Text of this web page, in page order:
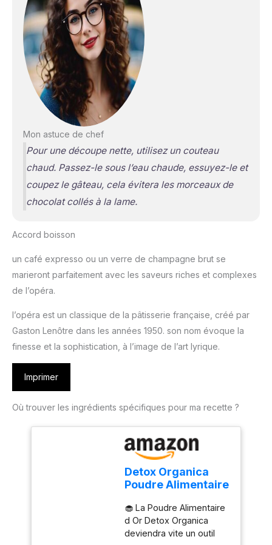
Mon astuce de chef
Pour une découpe nette, utilisez un couteau
chaud. Passez-le sous l’eau chaude, essuyez-le et
coupez le gâteau, cela évitera les morceaux de
chocolat collés à la lame.
Accord boisson
un café expresso ou un verre de champagne brut se
marieront parfaitement avec les saveurs riches et complexes
de l’opéra.
l’opéra est un classique de la pâtisserie française, créé par
Gaston Lenôtre dans les années 1950. son nom évoque la
finesse et la sophistication, à l’image de l’art lyrique.
Imprimer
Où trouver les ingrédients spécifiques pour ma recette ?
Detox Organica
Poudre Alimentaire
100%
ALIMENTAIRE
🧁 La Poudre Alimentaire
d Or Detox Organica
deviendra vite un outil